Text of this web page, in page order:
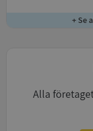
+ Se
Alla